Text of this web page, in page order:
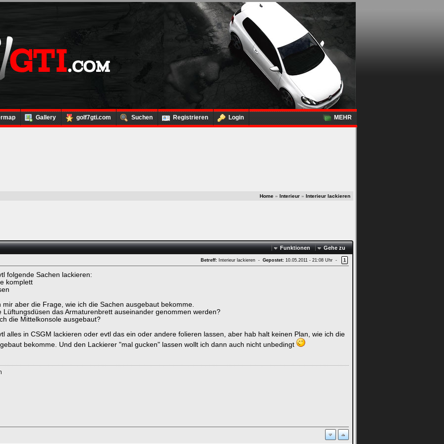
Gallery golf7gti.com Suchen Registrieren Login MEHR
Home » Interieur » Interieur lackieren
Gehe zu
Funktionen
Betreff: Interieur lackieren - Gepostet: 10.05.2011 - 21:08 Uhr - 1
folgende Sachen lackieren:
komplett
mir aber die Frage, wie ich die Sachen ausgebaut bekomme.
Lüftungsdüsen das Armaturenbrett auseinander genommen werden?
die Mittelkonsole ausgebaut?
alles in CSGM lackieren oder evtl das ein oder andere folieren lassen, aber hab halt keinen Plan, wie ich die
bekomme. Und den Lackierer "mal gucken" lassen wollt ich dann auch nicht unbedingt